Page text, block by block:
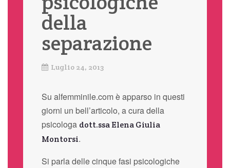
della
separazione
Luglio 24, 2013
Su alfemminile.com è apparso in questi
giorni un bell’articolo, a cura della
psicologa dott.ssa Elena Giulia
Montorsi.
Si parla delle cinque fasi psicologiche